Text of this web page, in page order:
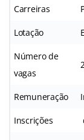
Carreiras
Lotação
Número de
vagas
Remuneração
Inscrições